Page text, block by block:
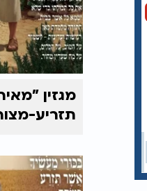
מגזין
תזריע-